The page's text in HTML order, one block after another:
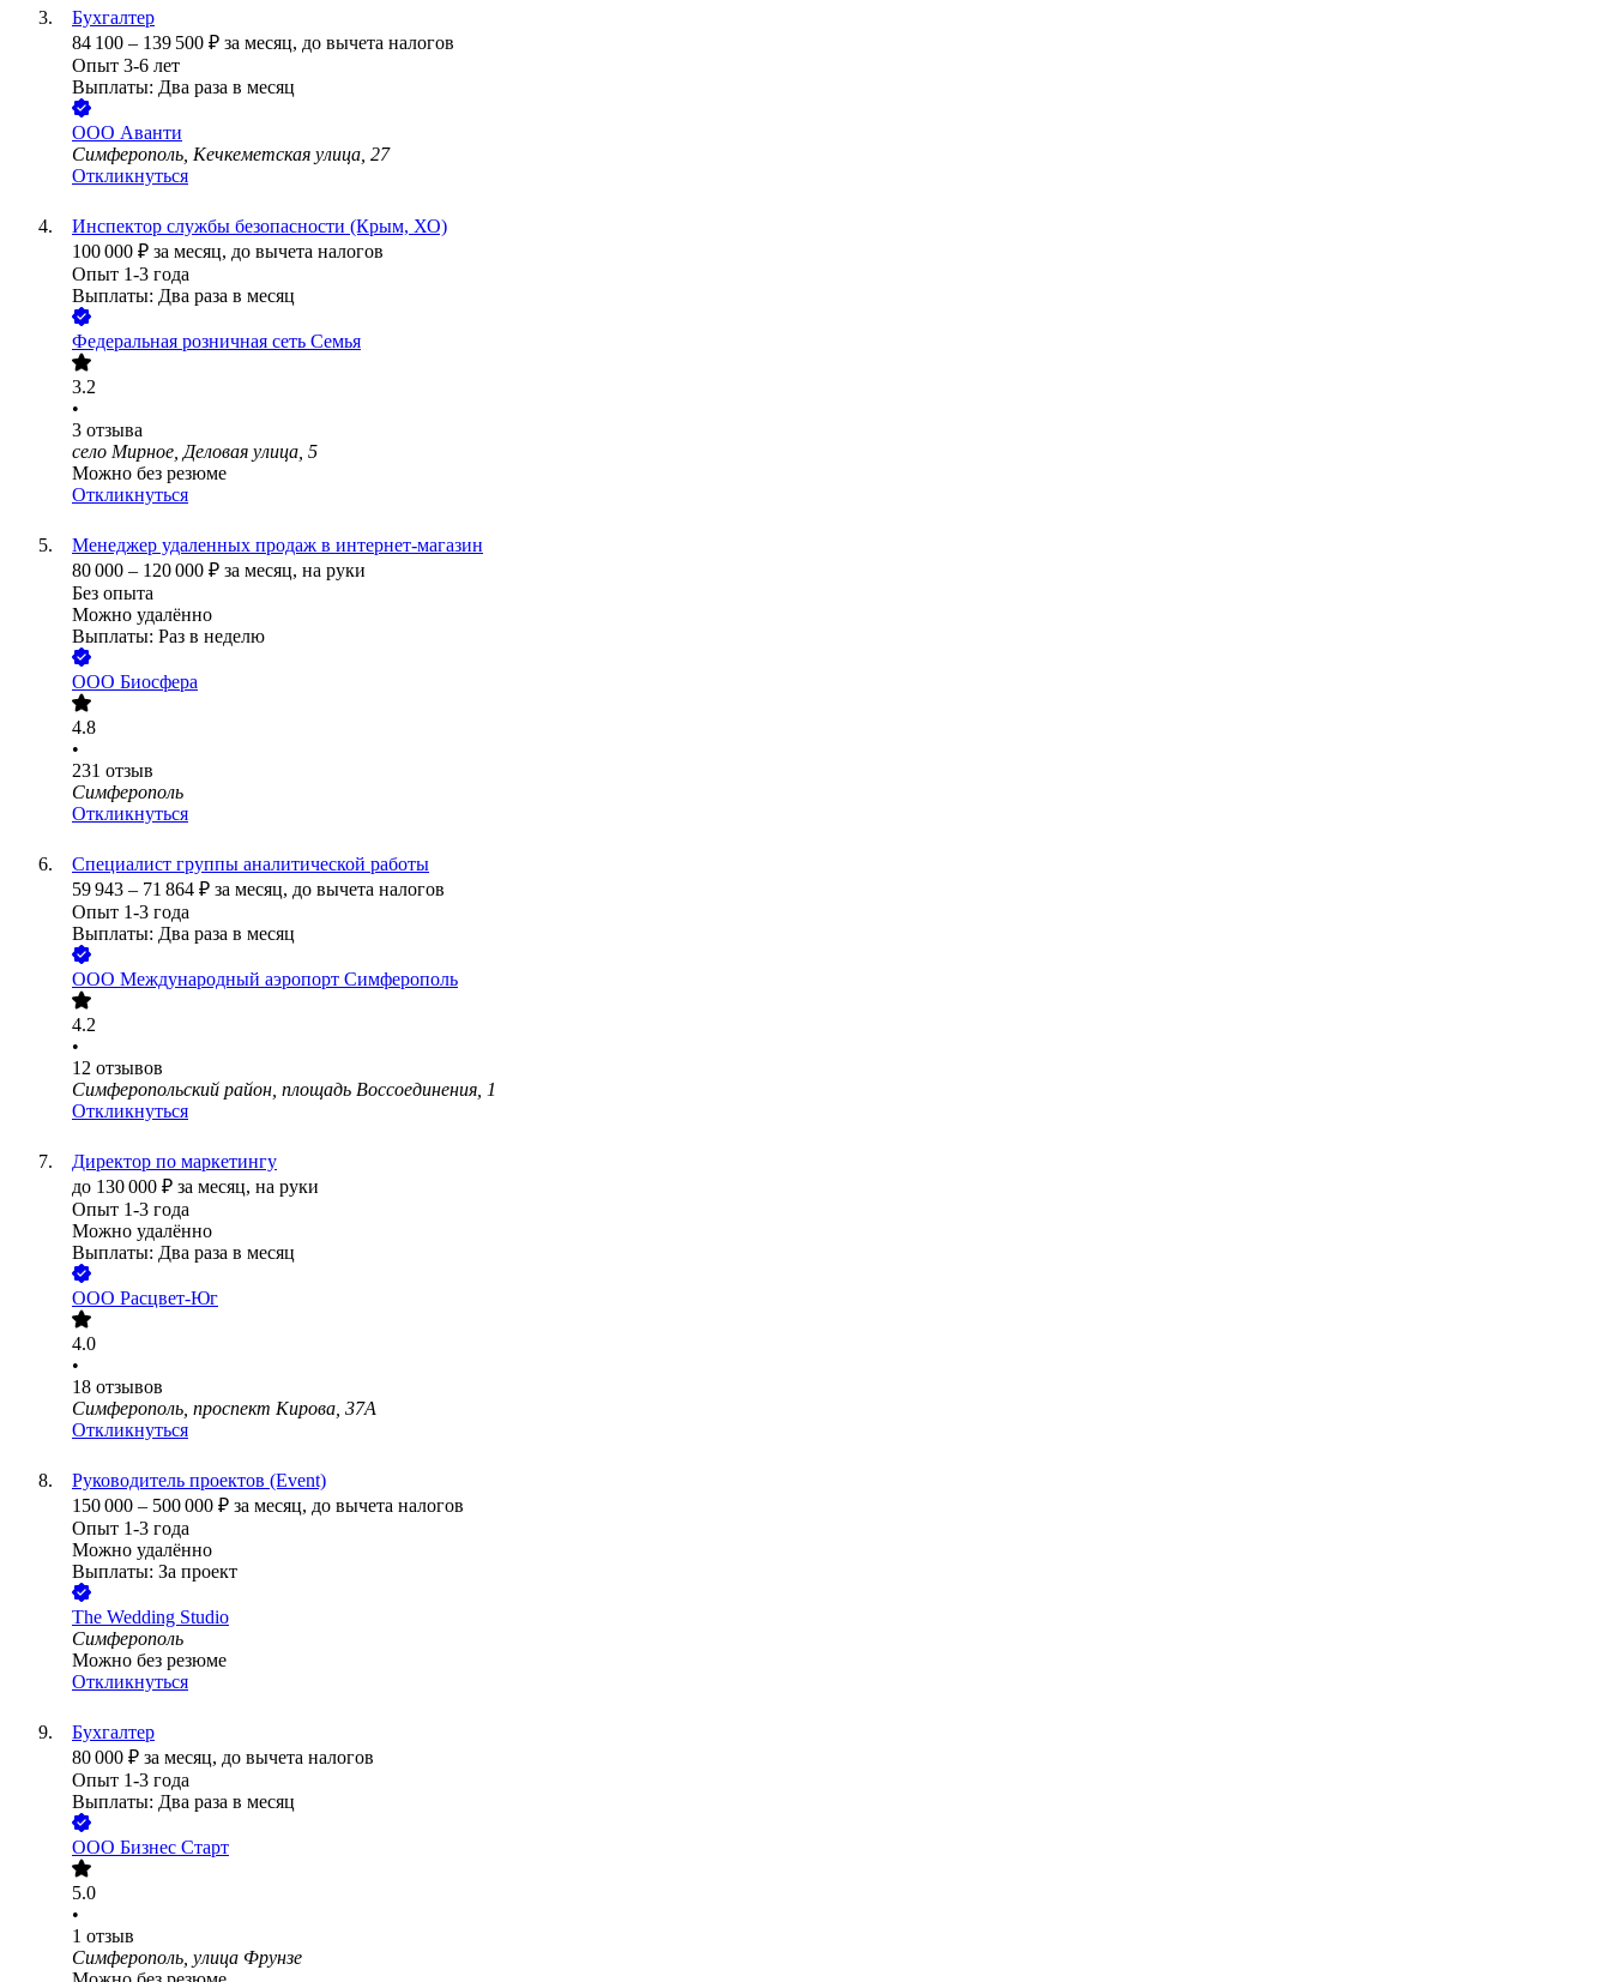
Бухгалтер
84 100 – 139 500 ₽ за месяц, до вычета налогов
Опыт 3-6 лет
Выплаты: Два раза в месяц
ООО Аванти
Симферополь, Кечкеметская улица, 27
Откликнуться
Инспектор службы безопасности (Крым, ХО)
100 000 ₽ за месяц, до вычета налогов
Опыт 1-3 года
Выплаты: Два раза в месяц
Федеральная розничная сеть Семья
3.2
•
3 отзыва
село Мирное, Деловая улица, 5
Можно без резюме
Откликнуться
Менеджер удаленных продаж в интернет-магазин
80 000 – 120 000 ₽ за месяц, на руки
Без опыта
Можно удалённо
Выплаты: Раз в неделю
ООО Биосфера
4.8
•
231 отзыв
Симферополь
Откликнуться
Специалист группы аналитической работы
59 943 – 71 864 ₽ за месяц, до вычета налогов
Опыт 1-3 года
Выплаты: Два раза в месяц
ООО Международный аэропорт Симферополь
4.2
•
12 отзывов
Симферопольский район, площадь Воссоединения, 1
Откликнуться
Директор по маркетингу
до 130 000 ₽ за месяц, на руки
Опыт 1-3 года
Можно удалённо
Выплаты: Два раза в месяц
ООО Расцвет-Юг
4.0
•
18 отзывов
Симферополь, проспект Кирова, 37А
Откликнуться
Руководитель проектов (Event)
150 000 – 500 000 ₽ за месяц, до вычета налогов
Опыт 1-3 года
Можно удалённо
Выплаты: За проект
The Wedding Studio
Симферополь
Можно без резюме
Откликнуться
Бухгалтер
80 000 ₽ за месяц, до вычета налогов
Опыт 1-3 года
Выплаты: Два раза в месяц
ООО Бизнес Старт
5.0
•
1 отзыв
Симферополь, улица Фрунзе